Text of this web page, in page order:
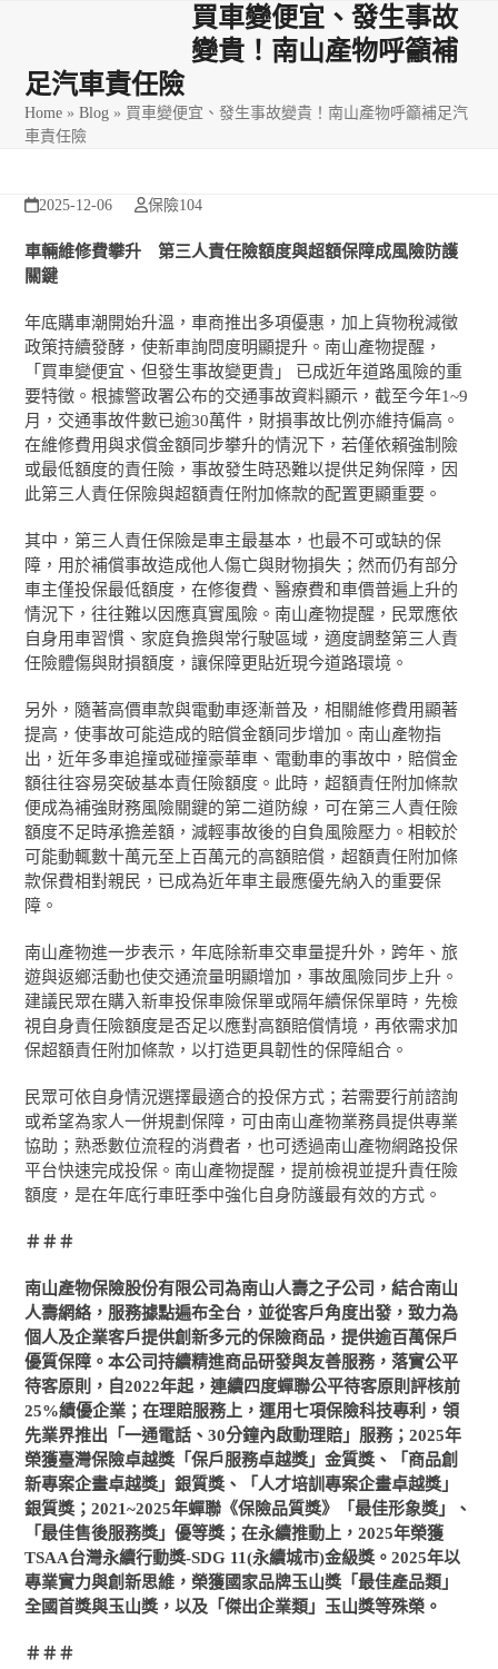
menu
menu
買車變便宜、發生事故
變貴！南山產物呼籲補
足汽車責任險
Home »Blog » 買車變便宜、發生事故變貴！南山產物呼籲補足汽
車責任險
2025-12-06 保險104
車輛維修費攀升 第三人責任險額度與超額保障成風險防護
關鍵
年底購車潮開始升溫，車商推出多項優惠，加上貨物稅減徵
政策持續發酵，使新車詢問度明顯提升。南山產物提醒，
「買車變便宜、但發生事故變更貴」 已成近年道路風險的重
要特徵。根據警政署公布的交通事故資料顯示，截至今年1~9
月，交通事故件數已逾30萬件，財損事故比例亦維持偏高。
在維修費用與求償金額同步攀升的情況下，若僅依賴強制險
或最低額度的責任險，事故發生時恐難以提供足夠保障，因
此第三人責任保險與超額責任附加條款的配置更顯重要。
其中，第三人責任保險是車主最基本，也最不可或缺的保
障，用於補償事故造成他人傷亡與財物損失；然而仍有部分
車主僅投保最低額度，在修復費、醫療費和車價普遍上升的
情況下，往往難以因應真實風險。南山產物提醒，民眾應依
自身用車習慣、家庭負擔與常行駛區域，適度調整第三人責
任險體傷與財損額度，讓保障更貼近現今道路環境。
另外，隨著高價車款與電動車逐漸普及，相關維修費用顯著
提高，使事故可能造成的賠償金額同步增加。南山產物指
出，近年多車追撞或碰撞豪華車、電動車的事故中，賠償金
額往往容易突破基本責任險額度。此時，超額責任附加條款
便成為補強財務風險關鍵的第二道防線，可在第三人責任險
額度不足時承擔差額，減輕事故後的自負風險壓力。相較於
可能動輒數十萬元至上百萬元的高額賠償，超額責任附加條
款保費相對親民，已成為近年車主最應優先納入的重要保
障。
南山產物進一步表示，年底除新車交車量提升外，跨年、旅
遊與返鄉活動也使交通流量明顯增加，事故風險同步上升。
建議民眾在購入新車投保車險保單或隔年續保保單時，先檢
視自身責任險額度是否足以應對高額賠償情境，再依需求加
保超額責任附加條款，以打造更具韌性的保障組合。
民眾可依自身情況選擇最適合的投保方式；若需要行前諮詢
或希望為家人一併規劃保障，可由南山產物業務員提供專業
協助；熟悉數位流程的消費者，也可透過南山產物網路投保
平台快速完成投保。南山產物提醒，提前檢視並提升責任險
額度，是在年底行車旺季中強化自身防護最有效的方式。
＃＃＃
南山產物保險股份有限公司為南山人壽之子公司，結合南山
人壽網絡，服務據點遍布全台，並從客戶角度出發，致力為
個人及企業客戶提供創新多元的保險商品，提供逾百萬保戶
優質保障。本公司持續精進商品研發與友善服務，落實公平
待客原則，自2022年起，連續四度蟬聯公平待客原則評核前
25%績優企業；在理賠服務上，運用七項保險科技專利，領
先業界推出「一通電話、30分鐘內啟動理賠」服務；2025年
榮獲臺灣保險卓越獎「保戶服務卓越獎」金質獎、「商品創
新專案企畫卓越獎」銀質獎、「人才培訓專案企畫卓越獎」
銀質獎；2021~2025年蟬聯《保險品質獎》「最佳形象獎」、
「最佳售後服務獎」優等獎；在永續推動上，2025年榮獲
TSAA台灣永續行動獎-SDG 11(永續城市)金級獎。2025年以
專業實力與創新思維，榮獲國家品牌玉山獎「最佳產品類」
全國首獎與玉山獎，以及「傑出企業類」玉山獎等殊榮。
＃＃＃